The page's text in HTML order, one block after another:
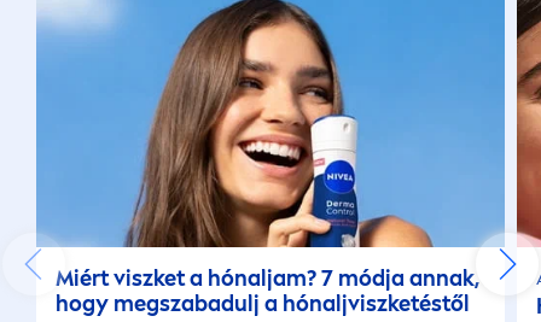
Miért viszket a hónaljam? 7 módja annak,
hogy megszabadulj a hónaljviszketéstől